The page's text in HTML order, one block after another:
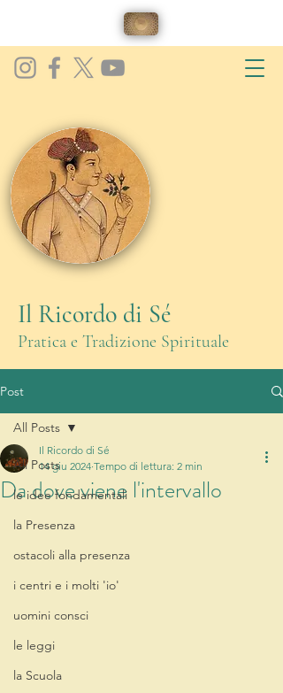
Il Ricordo di Sé
Pratica e Tradizione Spirituale
Post
All Posts
le idee fondamentali
la Presenza
ostacoli alla presenza
i centri e i molti 'io'
uomini consci
le leggi
la Scuola
All Posts
Da dove viene l'intervallo
Il Ricordo di Sé
14 giu 2024 Tempo di lettura: 2 min